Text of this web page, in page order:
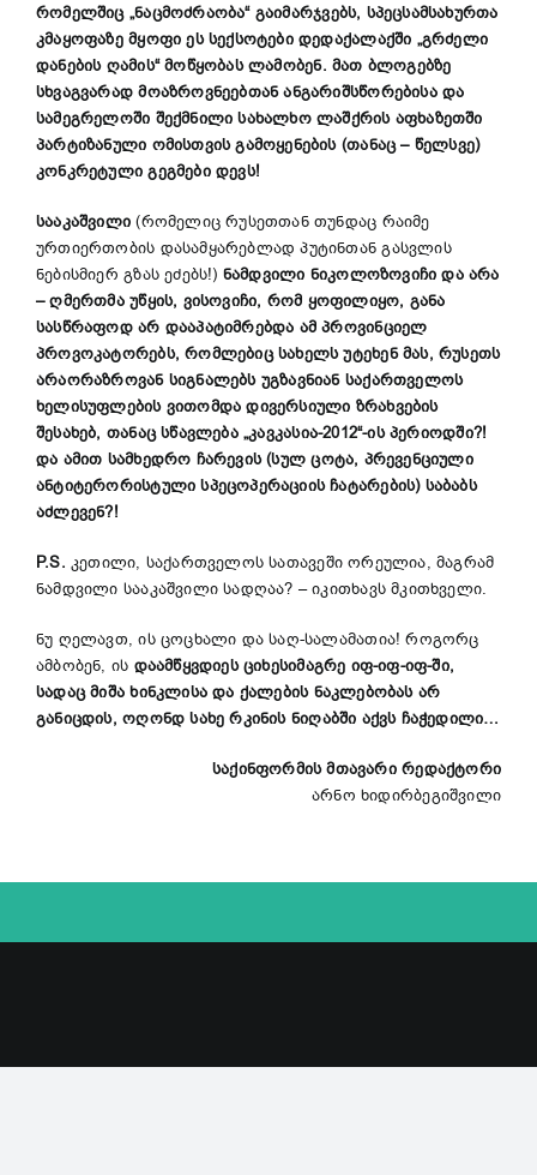
რომელშიც „ნაცმოძრაობა“ გაიმარჯვებს, სპეცსამსახურთა
კმაყოფაზე მყოფი ეს სექსოტები დედაქალაქში „გრძელი
დანების ღამის“ მოწყობას ლამობენ. მათ ბლოგებზე
სხვაგვარად მოაზროვნეებთან ანგარიშსწორებისა და
სამეგრელოში შექმნილი სახალხო ლაშქრის აფხაზეთში
პარტიზანული ომისთვის გამოყენების (თანაც– წელსვე)
კონკრეტული გეგმები დევს!
სააკაშვილი(რომელიც რუსეთთან თუნდაც რაიმე
ურთიერთობის დასამყარებლად პუტინთან გასვლის
ნებისმიერ გზას ეძებს!) ნამდვილი ნიკოლოზოვიჩი და არა
–ღმერთმა უწყის, ვისოვიჩი, რომ ყოფილიყო, განა
სასწრაფოდ არ დააპატიმრებდა ამ პროვინციელ
პროვოკატორებს, რომლებიც სახელს უტეხენ მას, რუსეთს
არაორაზროვან სიგნალებს უგზავნიან საქართველოს
ხელისუფლების ვითომდა დივერსიული ზრახვების
შესახებ, თანაც სწავლება„კავკასია-2012“-ის პერიოდში?!
და ამით სამხედრო ჩარევის(სულ ცოტა, პრევენციული
ანტიტერორისტული სპეცოპერაციის ჩატარების) საბაბს
აძლევენ?!
P.S. კეთილი, საქართველოს სათავეში ორეულია, მაგრამ
ნამდვილი სააკაშვილი სადღაა? – იკითხავს მკითხველი.
ნუ ღელავთ, ის ცოცხალი და საღ-სალამათია! როგორც
ამბობენ, ის დაამწყვდიეს ციხესიმაგრე იფ-იფ-იფ-ში,
სადაცმიშა ხინკლისა და ქალების ნაკლებობას არ
განიცდის, ოღონდ სახე რკინის ნიღაბში აქვს ჩაჭედილი…
საქინფორმის მთავარი რედაქტორი
არნო ხიდირბეგიშვილი